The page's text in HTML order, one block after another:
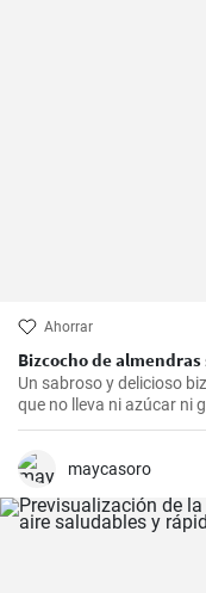
Ahorrar
Bizcocho de
Un sabroso y delicioso
que no lleva ni azúcar ni
adaptar a muchas
maycasoro